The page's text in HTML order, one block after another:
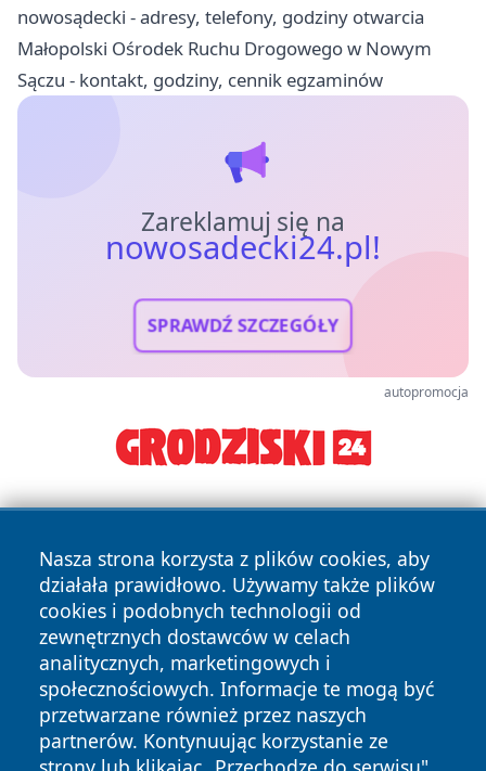
nowosądecki - adresy, telefony, godziny otwarcia
Małopolski Ośrodek Ruchu Drogowego w Nowym
Sączu - kontakt, godziny, cennik egzaminów
Zareklamuj się na
nowosadecki24.pl!
SPRAWDŹ SZCZEGÓŁY
autopromocja
Nasza strona korzysta z plików cookies, aby
działała prawidłowo. Używamy także plików
cookies i podobnych technologii od
zewnętrznych dostawców w celach
analitycznych, marketingowych i
społecznościowych. Informacje te mogą być
przetwarzane również przez naszych
partnerów. Kontynuując korzystanie ze
Copyright © 2026 nowosadecki24.pl Wszystkie prawa
zastrzeżone.
News Autorzy
Polityka
Polityka